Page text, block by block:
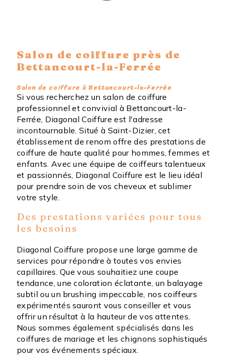
Salon de coiffure près de
Bettancourt-la-Ferrée
Salon de coiffure à Bettancourt-la-Ferrée
Si vous recherchez un salon de coiffure
professionnel et convivial à Bettancourt-la-
Ferrée, Diagonal Coiffure est l'adresse
incontournable. Situé à Saint-Dizier, cet
établissement de renom offre des prestations de
coiffure de haute qualité pour hommes, femmes et
enfants. Avec une équipe de coiffeurs talentueux
et passionnés, Diagonal Coiffure est le lieu idéal
pour prendre soin de vos cheveux et sublimer
votre style.
Des prestations variées pour tous
les besoins
Diagonal Coiffure propose une large gamme de
services pour répondre à toutes vos envies
capillaires. Que vous souhaitiez une coupe
tendance, une coloration éclatante, un balayage
subtil ou un brushing impeccable, nos coiffeurs
expérimentés sauront vous conseiller et vous
offrir un résultat à la hauteur de vos attentes.
Nous sommes également spécialisés dans les
coiffures de mariage et les chignons sophistiqués
pour vos événements spéciaux.